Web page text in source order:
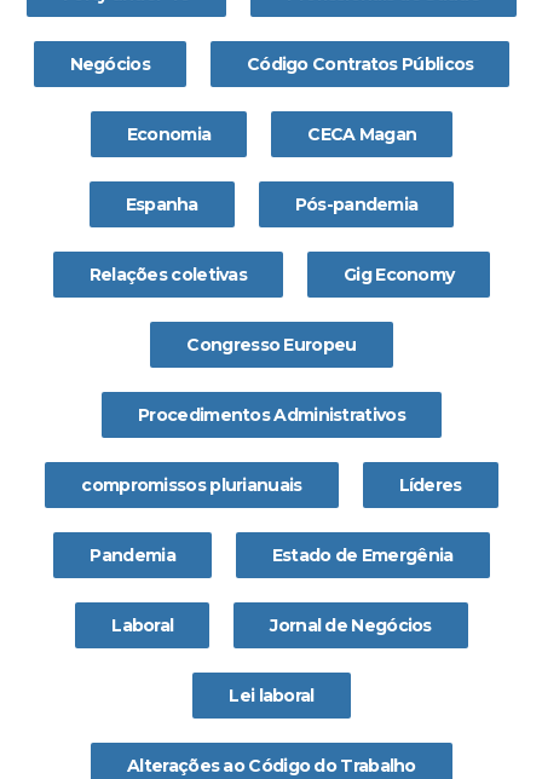
Negócios Código Contratos Públicos
Economia CECA Magan
Espanha Pós-pandemia
Relações coletivas Gig Economy
Congresso Europeu
Procedimentos Administrativos
compromissos plurianuais Líderes
Pandemia Estado de Emergênia
Laboral Jornal de Negócios
Lei laboral
Alterações ao Código do Trabalho